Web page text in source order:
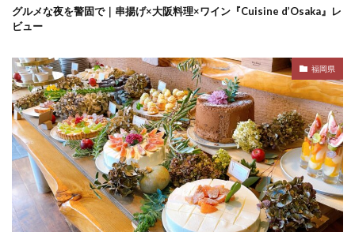
グルメな夜を警固で｜串揚げ×大阪料理×ワイン『Cuisine d’Osaka』レ
ビュー
福岡県